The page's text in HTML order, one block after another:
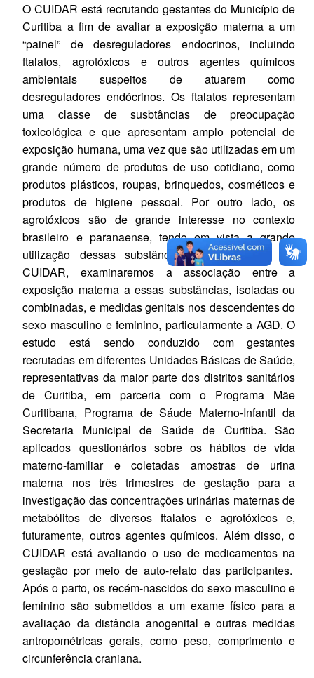
O CUIDAR está recrutando gestantes do Município de
Curitiba a fim de avaliar a exposição materna a um
“painel” de desreguladores endocrinos, incluindo
ftalatos, agrotóxicos e outros agentes químicos
ambientais suspeitos de atuarem como
desreguladores endócrinos. Os ftalatos representam
uma classe de susbtâncias de preocupação
toxicológica e que apresentam amplo potencial de
exposição humana, uma vez que são utilizadas em um
grande número de produtos de uso cotidiano, como
produtos plásticos, roupas, brinquedos, cosméticos e
produtos de higiene pessoal. Por outro lado, os
agrotóxicos são de grande interesse no contexto
brasileiro e paranaense, tendo em vista a grande
utilização dessas substâncias na agricultura. No
CUIDAR, examinaremos a associação entre a
exposição materna a essas substâncias, isoladas ou
combinadas, e medidas genitais nos descendentes do
sexo masculino e feminino, particularmente a AGD. O
estudo está sendo conduzido com gestantes
recrutadas em diferentes Unidades Básicas de Saúde,
representativas da maior parte dos distritos sanitários
de Curitiba, em parceria com o Programa Mãe
Curitibana, Programa de Sáude Materno-Infantil da
Secretaria Municipal de Saúde de Curitiba. São
aplicados questionários sobre os hábitos de vida
materno-familiar e coletadas amostras de urina
materna nos três trimestres de gestação para a
investigação das concentrações urinárias maternas de
metabólitos de diversos ftalatos e agrotóxicos e,
futuramente, outros agentes químicos. Além disso, o
CUIDAR está avaliando o uso de medicamentos na
gestação por meio de auto-relato das participantes.
Após o parto, os recém-nascidos do sexo masculino e
feminino são submetidos a um exame físico para a
avaliação da distância anogenital e outras medidas
antropométricas gerais, como peso, comprimento e
circunferência craniana.